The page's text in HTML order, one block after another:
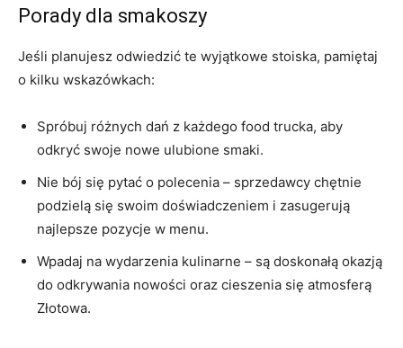
Porady dla smakoszy
Jeśli planujesz odwiedzić te wyjątkowe stoiska, pamiętaj
o kilku wskazówkach:
Spróbuj różnych dań z każdego food trucka, aby
odkryć swoje nowe ulubione smaki.
Nie bój się pytać o polecenia – sprzedawcy chętnie
podzielą się swoim doświadczeniem i zasugerują
najlepsze pozycje w menu.
Wpadaj na wydarzenia kulinarne – są doskonałą okazją
do odkrywania nowości oraz cieszenia się atmosferą
Złotowa.